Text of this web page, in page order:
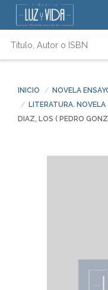
INICIO
NOVELA
LITERATURA. NOVELA
DIAZ, LOS ( PEDRO